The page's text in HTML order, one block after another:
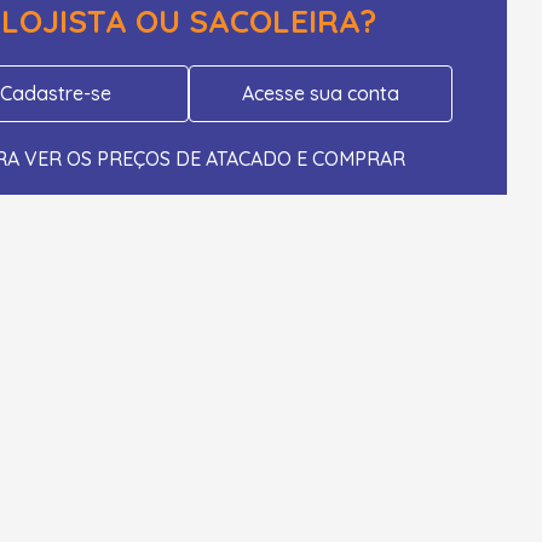
LOJISTA OU SACOLEIRA?
Cadastre-se Acesse sua conta
VER OS PREÇOS DE ATACADO E COMPRAR